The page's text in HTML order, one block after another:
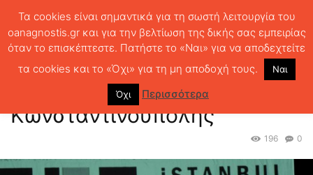
5ο Φεστιβάλ Λογοτεχνίας
Κωνσταντινούπολης
5ο Φεστιβάλ Λογοτεχνίας
Κωνσταντινούπολης
0
196
Τα cookies είναι σημαντικά για τη σωστή λειτουργία του
oanagnostis.gr και για την βελτίωση της δικής σας εμπειρίας
όταν το επισκέπτεστε. Πατήστε το «Ναι» για να αποδεχτείτε
τα cookies και το «Όχι» για τη μη αποδοχή τους.
Ναι
Όχι Περισσότερα